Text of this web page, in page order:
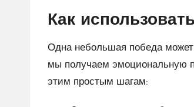
Как
Одна небольшая победа
мы получаем эмоциональную
этим простым шагам: